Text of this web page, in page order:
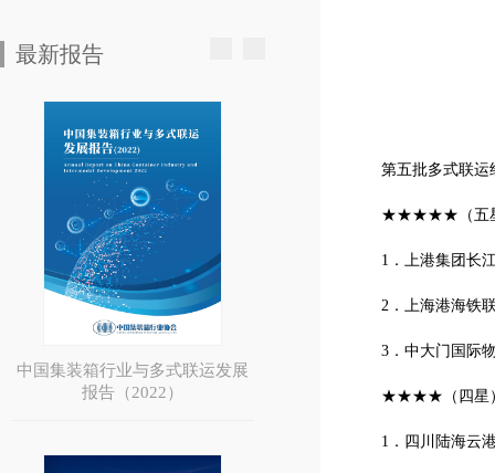
最新报告
中国集装箱行业与多式联运发展
报告（2022）
第五批多式联运
★★★★★（五星
1．上港集团长
2．上海港海铁
3．中大门国际
★★★★（四星）
1．四川陆海云